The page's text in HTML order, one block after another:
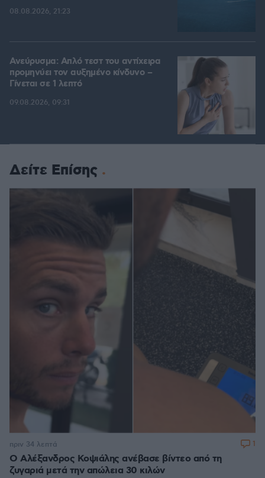
08.08.2026, 21:23
Ανεύρυσμα: Απλό τεστ του αντίχειρα
προμηνύει τον αυξημένο κίνδυνο –
Γίνεται σε 1 λεπτό
09.08.2026, 09:31
Δείτε Επίσης
Ο Αλέξανδρος Κοψιάλης ανέβασε βίντεο από τη
ζυγαριά μετά την απώλεια 30 κιλών
πριν 34 λεπτά 1